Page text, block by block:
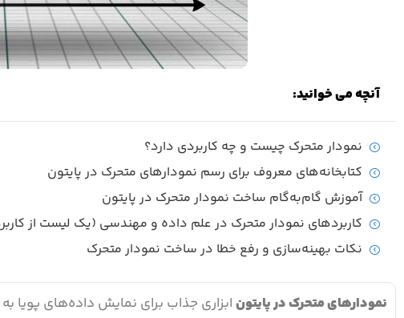
آنچه می خوانید:
نمودار متحرک چیست و چه کاربردی دارد؟
کتابخانه‌های معروف برای رسم نمودارهای متحرک در پایتون
آموزش گام‌به‌گام ساخت نمودار متحرک در پایتون
کاربردهای نمودار متحرک در علم داده و مهندسی (یک لیست از
نکات بهینه‌سازی و رفع خطا در ساخت نمودار متحرک
نمودارهای متحرک در پایتونابزاری جذاب برای نمایش داده‌های پویا